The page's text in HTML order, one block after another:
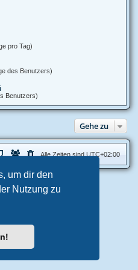
um dir den
Nutzung zu
pro Tag)
des Benutzers)
Benutzers)
Gehe zu
Alle Zeiten sind UTC+02:00
for phpBB
durch